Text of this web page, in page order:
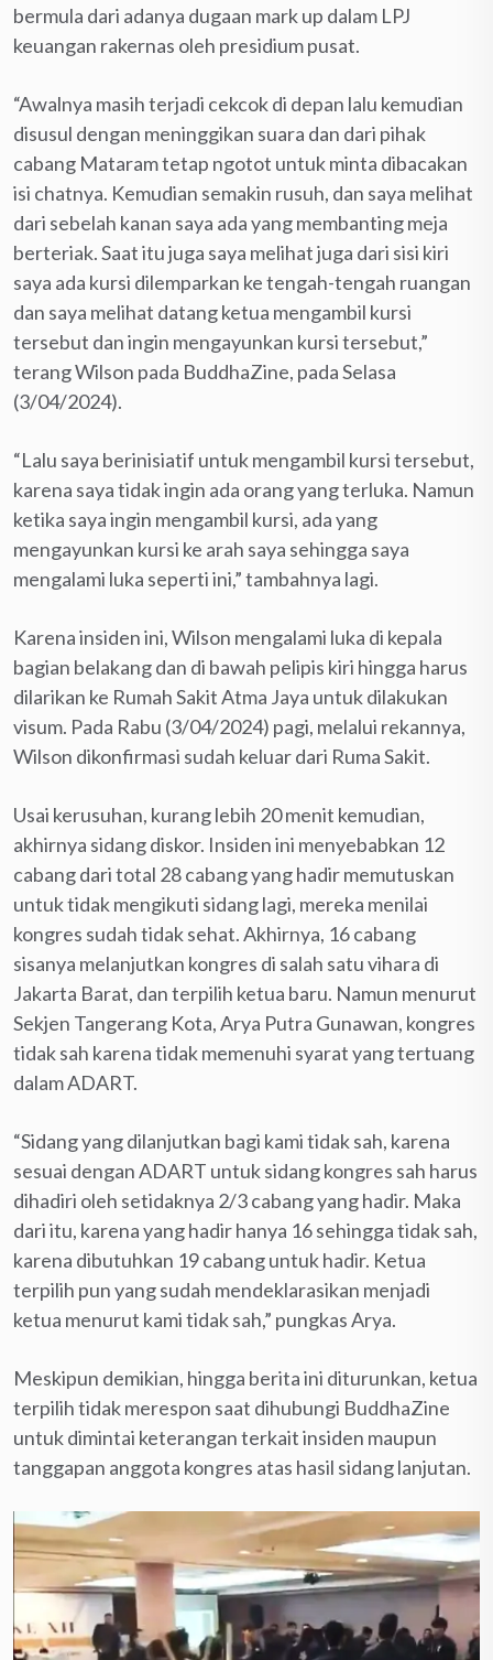
bermula dari adanya dugaan mark up dalam LPJ
keuangan rakernas oleh presidium pusat.
“Awalnya masih terjadi cekcok di depan lalu kemudian
disusul dengan meninggikan suara dan dari pihak
cabang Mataram tetap ngotot untuk minta dibacakan
isi chatnya. Kemudian semakin rusuh, dan saya melihat
dari sebelah kanan saya ada yang membanting meja
berteriak. Saat itu juga saya melihat juga dari sisi kiri
saya ada kursi dilemparkan ke tengah-tengah ruangan
dan saya melihat datang ketua mengambil kursi
tersebut dan ingin mengayunkan kursi tersebut,”
terang Wilson pada BuddhaZine, pada Selasa
(3/04/2024).
“Lalu saya berinisiatif untuk mengambil kursi tersebut,
karena saya tidak ingin ada orang yang terluka. Namun
ketika saya ingin mengambil kursi, ada yang
mengayunkan kursi ke arah saya sehingga saya
mengalami luka seperti ini,” tambahnya lagi.
Karena insiden ini, Wilson mengalami luka di kepala
bagian belakang dan di bawah pelipis kiri hingga harus
dilarikan ke Rumah Sakit Atma Jaya untuk dilakukan
visum. Pada Rabu (3/04/2024) pagi, melalui rekannya,
Wilson dikonfirmasi sudah keluar dari Ruma Sakit.
Usai kerusuhan, kurang lebih 20 menit kemudian,
akhirnya sidang diskor. Insiden ini menyebabkan 12
cabang dari total 28 cabang yang hadir memutuskan
untuk tidak mengikuti sidang lagi, mereka menilai
kongres sudah tidak sehat. Akhirnya, 16 cabang
sisanya melanjutkan kongres di salah satu vihara di
Jakarta Barat, dan terpilih ketua baru. Namun menurut
Sekjen Tangerang Kota, Arya Putra Gunawan, kongres
tidak sah karena tidak memenuhi syarat yang tertuang
dalam ADART.
“Sidang yang dilanjutkan bagi kami tidak sah, karena
sesuai dengan ADART untuk sidang kongres sah harus
dihadiri oleh setidaknya 2/3 cabang yang hadir. Maka
dari itu, karena yang hadir hanya 16 sehingga tidak sah,
karena dibutuhkan 19 cabang untuk hadir. Ketua
terpilih pun yang sudah mendeklarasikan menjadi
ketua menurut kami tidak sah,” pungkas Arya.
Meskipun demikian, hingga berita ini diturunkan, ketua
terpilih tidak merespon saat dihubungi BuddhaZine
untuk dimintai keterangan terkait insiden maupun
tanggapan anggota kongres atas hasil sidang lanjutan.